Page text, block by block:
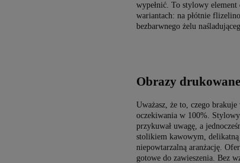
wypełnić. To stylowy
wariantach: na płótnie
bezbarwnego żelu
Obrazy
Uważasz, że to, czego
oczekiwania w 100%.
przykuwał uwagę, a
stolikiem kawowym,
niepowtarzalną aranżację.
gotowe do zawieszenia. Bez